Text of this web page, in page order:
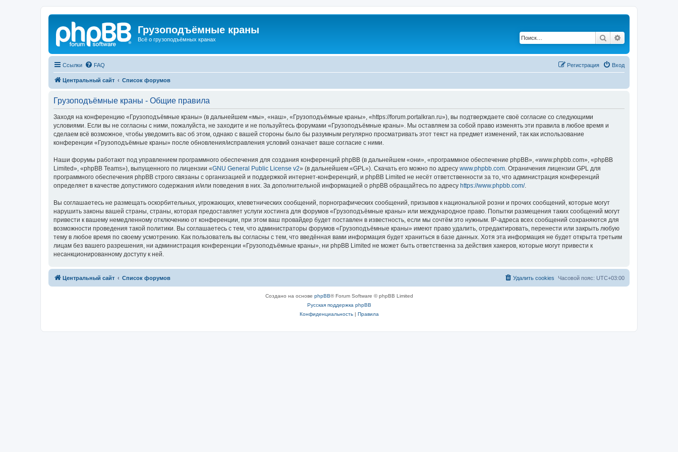
Грузоподъёмные краны
Всё о грузоподъёмных кранах Поиск
Ссылки FAQ Вход
Регистрация
Центральный сайт Список форумов
Грузоподъёмные краны - Общие правила
Заходя на конференцию «Грузоподъёмные краны» (в дальнейшем «мы», «наш», «Грузоподъёмные краны», «https://forum.portalkran.ru»), вы подтверждаете своё согласие со следующими
условиями. Если вы не согласны с ними, пожалуйста, не заходите и не пользуйтесь форумами «Грузоподъёмные краны». Мы оставляем за собой право изменять эти правила в любое время и
сделаем всё возможное, чтобы уведомить вас об этом, однако с вашей стороны было бы разумным регулярно просматривать этот текст на предмет изменений, так как использование
конференции «Грузоподъёмные краны» после обновления/исправления условий означает ваше согласие с ними.
Наши форумы работают под управлением программного обеспечения для создания конференций phpBB (в дальнейшем «они», «программное обеспечение phpBB», «www.phpbb.com», «phpBB
Limited», «phpBB Teams»), выпущенного по лицензии «GNU General Public License v2» (в дальнейшем «GPL»). Скачать его можно по адресу www.phpbb.com . Ограничения лицензии GPL для
программного обеспечения phpBB строго связаны с организацией и поддержкой интернет-конференций, и phpBB Limited не несёт ответственности за то, что администрация конференций
определяет в качестве допустимого содержания и/или поведения в них. За дополнительной информацией о phpBB обращайтесь по адресу https://www.phpbb.com/.
Вы соглашаетесь не размещать оскорбительных, угрожающих, клеветнических сообщений, порнографических сообщений, призывов к национальной розни и прочих сообщений, которые могут
нарушить законы вашей страны, страны, которая предоставляет услуги хостинга для форумов «Грузоподъёмные краны» или международное право. Попытки размещения таких сообщений могут
привести к вашему немедленному отключению от конференции, при этом ваш провайдер будет поставлен в известность, если мы сочтём это нужным. IP-адреса всех сообщений сохраняются для
возможности проведения такой политики. Вы соглашаетесь с тем, что администраторы форумов «Грузоподъёмные краны» имеют право удалить, отредактировать, перенести или закрыть любую
тему в любое время по своему усмотрению. Как пользователь вы согласны с тем, что введённая вами информация будет храниться в базе данных. Хотя эта информация не будет открыта третьим
лицам без вашего разрешения, ни администрация конференции «Грузоподъёмные краны», ни phpBB Limited не может быть ответственна за действия хакеров, которые могут привести к
несанкционированному доступу к ней.
Центральный сайт Список форумов Часовой пояс: UTC+03:00
Удалить cookies
Создано на основе phpBB® Forum Software © phpBB Limited
Русская поддержка phpBB
Конфиденциальность| Правила